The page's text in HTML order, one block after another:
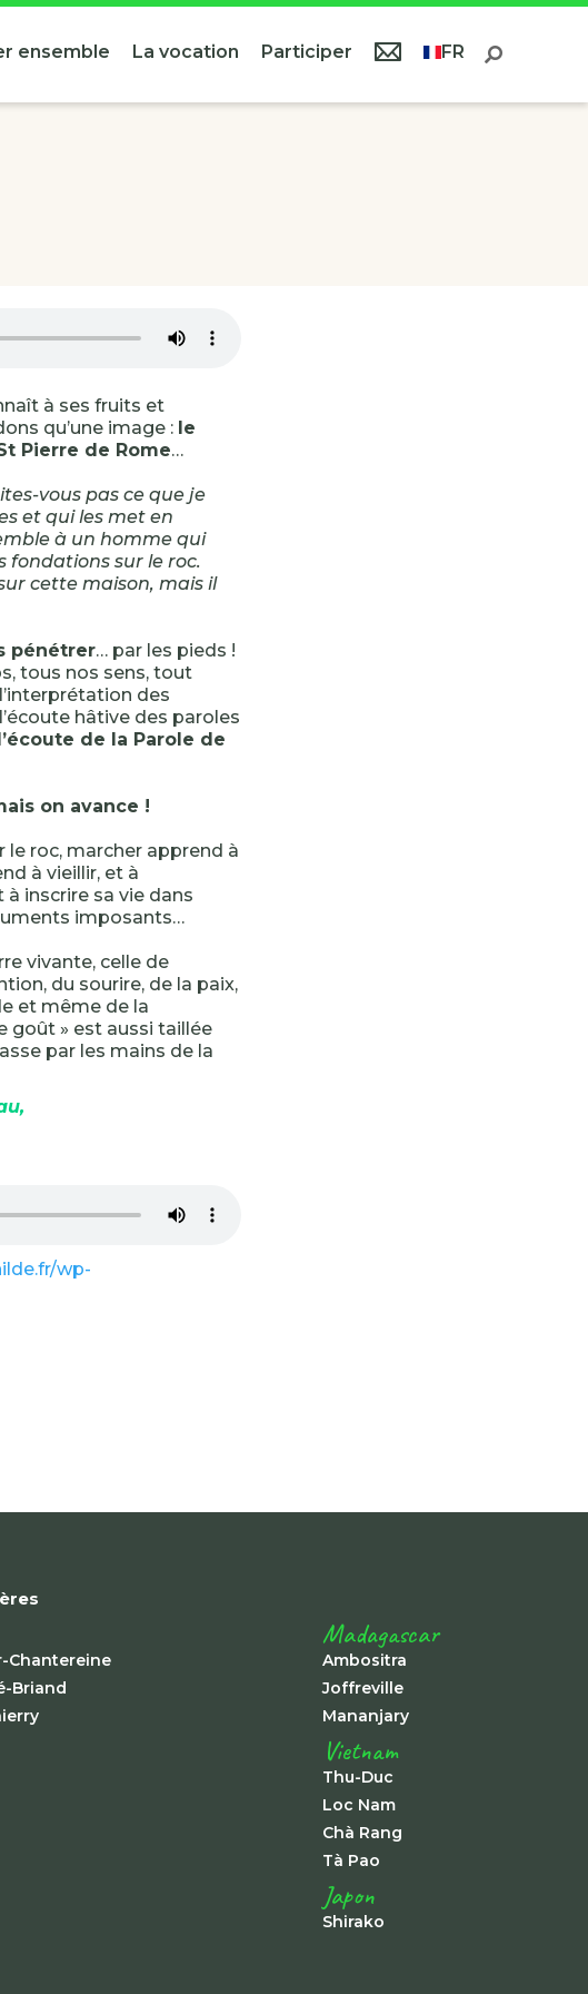
ensemble La vocation Participer FR
à ses fruits et
qu’une image : le
Pierre de Rome…
vous pas ce que je
et qui les met en
à un homme qui
fondations sur le roc.
cette maison, mais il
pénétrer… par les pieds !
tous nos sens, tout
des
hâtive des paroles
de la Parole de
on avance !
roc, marcher apprend à
à vieillir, et à
inscrire sa vie dans
imposants…
vivante, celle de
du sourire, de la paix,
et même de la
goût » est aussi taillée
par les mains de la
wp-
Chantereine
Briand
Madagascar
Ambositra
Joffreville
Mananjary
Vietnam
Thu-Duc
Loc Nam
Chà Rang
Tà Pao
Japon
Shirako